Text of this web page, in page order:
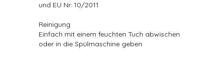
und EU Nr. 10/2011
Reinigung
Einfach mit einem feuchten Tuch abwischen
oder in die Spülmaschine geben